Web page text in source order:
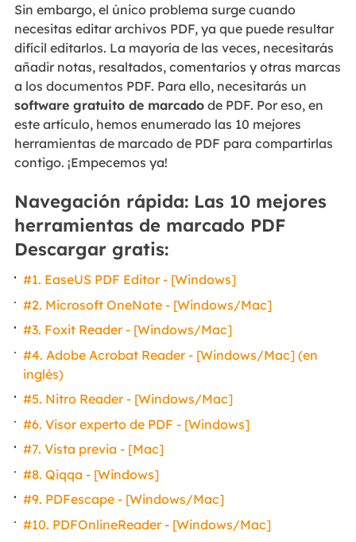
Sin embargo, el único problema surge cuando
necesitas editar archivos PDF, ya que puede resultar
difícil editarlos. La mayoría de las veces, necesitarás
añadir notas, resaltados, comentarios y otras marcas
a los documentos PDF. Para ello, necesitarás un
software gratuito de marcadode PDF. Por eso, en
este artículo, hemos enumerado las 10 mejores
herramientas de marcado de PDF para compartirlas
contigo. ¡Empecemos ya!
Navegación rápida: Las 10 mejores
herramientas de marcado PDF
Descargar gratis:
#1. EaseUS PDF Editor - [Windows]
#2. Microsoft OneNote - [Windows/Mac]
#3. Foxit Reader - [Windows/Mac]
#4. Adobe Acrobat Reader - [Windows/Mac] (en
inglés)
#5. Nitro Reader - [Windows/Mac]
#6. Visor experto de PDF - [Windows]
#7. Vista previa - [Mac]
#8. Qiqqa - [Windows]
#9. PDFescape - [Windows/Mac]
#10. PDFOnlineReader - [Windows/Mac]